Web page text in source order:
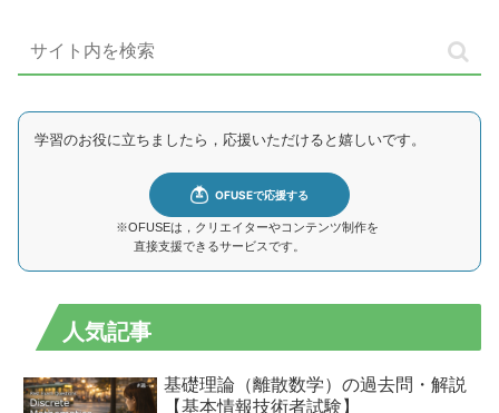
学習のお役に立ちましたら，応援いただけると嬉しいです。
※OFUSEは，クリエイターやコンテンツ制作を
直接支援できるサービスです。
人気記事
基礎理論（離散数学）の過去問・解説
【基本情報技術者試験】